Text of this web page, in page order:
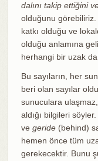
dalını takip ettiğini
olduğunu
katkı olduğu ve
olduğu anlamına
herhangi bir uzak
Bu sayıların, her
beri olan sayılar
sunuculara
aldığı bilgileri
ve geride(behind)
hemen önce tüm
gerekecektir. Bunu